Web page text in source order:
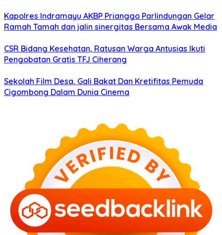
Kapolres Indramayu AKBP Prianggo Parlindungan Gelar
Ramah Tamah dan jalin sinergitas Bersama Awak Media
CSR Bidang Kesehatan, Ratusan Warga Antusias Ikuti
Pengobatan Gratis TFJ Ciherang
Sekolah Film Desa, Gali Bakat Dan Kretifitas Pemuda
Cigombong Dalam Dunia Cinema